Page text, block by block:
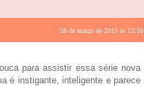
28 de março de 2015 às 13:16
para assistir essa série nova
é instigante, inteligente e parece